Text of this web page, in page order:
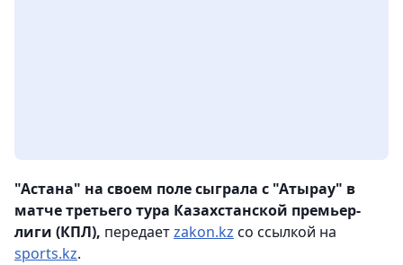
"Астана" на своем поле сыграла с "Атырау" в
матче третьего тура Казахстанской премьер-
лиги (КПЛ), передаетzakon.kz со ссылкой на
sports.kz.